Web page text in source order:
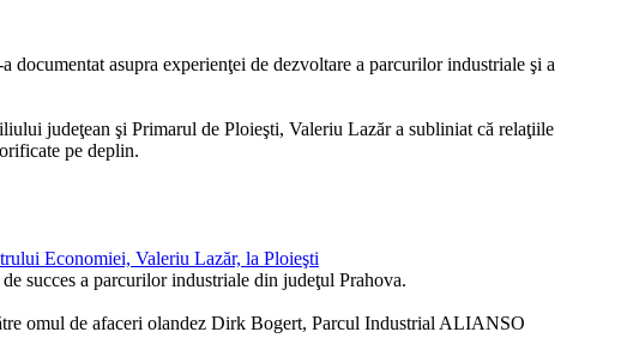
asupra experienţei de dezvoltare a parcurilor industriale şi a
judeţean şi Primarul de Ploieşti, Valeriu Lazăr a subliniat că relaţiile
pe deplin.
Economiei, Valeriu Lazăr, la Ploieşti
succes a parcurilor industriale din judeţul Prahova.
omul de afaceri olandez Dirk Bogert, Parcul Industrial ALIANSO